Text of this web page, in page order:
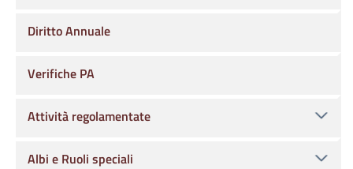
Diritto Annuale
Verifiche PA
Attività regolamentate
Albi e Ruoli speciali